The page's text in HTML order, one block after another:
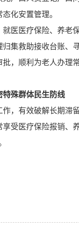
化安置管理。
医医疗保险、养老
集救助接收台账、
，顺利为老人办理
特殊群体民生防线
，有效破解长期滞
受医疗保险报销、